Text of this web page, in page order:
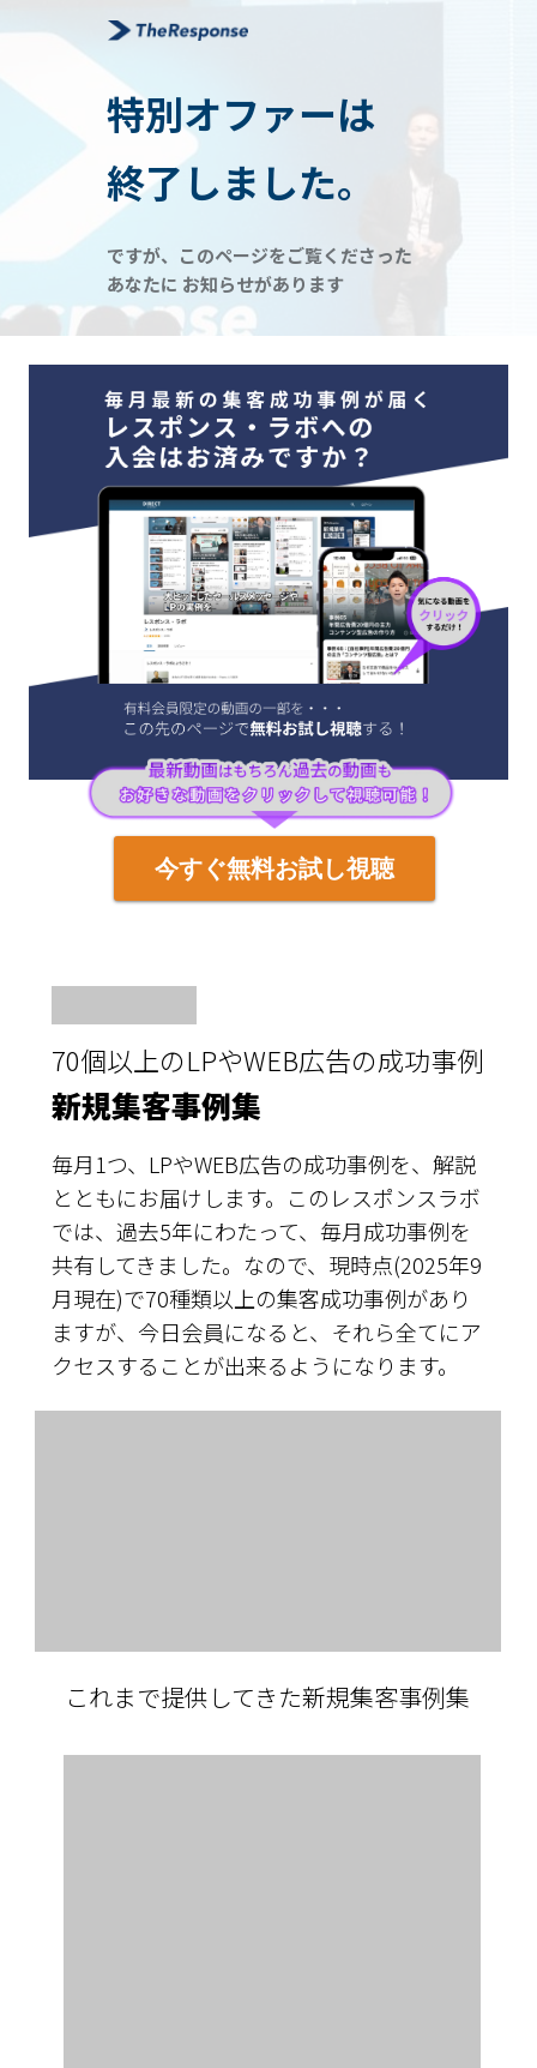
特別オファーは
終了しました。
ですが、このページをご覧くださった
あなたに お知らせがあります
今すぐ無料お試し視聴
70個以上のLPやWEB広告の成功事例
新規集客事例集
毎月1つ、LPやWEB広告の成功事例を、解説
とともにお届けします。このレスポンスラボ
では、過去5年にわたって、毎月成功事例を
共有してきました。なので、現時点(2025年9
月現在)で70種類以上の集客成功事例があり
ますが、今日会員になると、それら全てにア
クセスすることが出来るようになります。
これまで提供してきた新規集客事例集